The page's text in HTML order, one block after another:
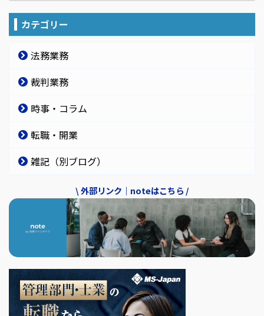
カテゴリー
法務業務
裁判業務
時事・コラム
転職・開業
雑記（別ブログ）
\ 外部リンク｜noteはこちら /